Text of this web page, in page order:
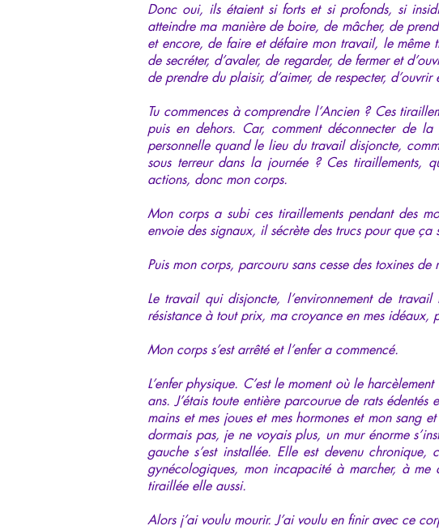
Donc oui, ils étaient si forts et si profonds, si
atteindre ma manière de boire, de mâcher, de
et encore, de faire et défaire mon travail, le même
de secréter, d’avaler, de regarder, de fermer et
de prendre du plaisir, d’aimer, de respecter,
Tu commences à comprendre l’Ancien ? Ces
puis en dehors. Car, comment déconnecter de
personnelle quand le lieu du travail disjoncte,
sous terreur dans la journée ? Ces tiraillements,
actions, donc mon corps.
Mon corps a subi ces tiraillements pendant des
envoie des signaux, il sécrète des trucs pour que ça
Puis mon corps, parcouru sans cesse des toxines
Le travail qui disjoncte, l’environnement de
résistance à tout prix, ma croyance en mes idéaux,
Mon corps s’est arrêté et l’enfer a commencé.
L’enfer physique. C’est le moment où le
ans. J’étais toute entière parcourue de rats
mains et mes joues et mes hormones et mon sang
dormais pas, je ne voyais plus, un mur énorme
gauche s’est installée. Elle est devenu
gynécologiques, mon incapacité à marcher, à
tiraillée elle aussi.
Alors j’ai voulu mourir. J’ai voulu en finir avec ce